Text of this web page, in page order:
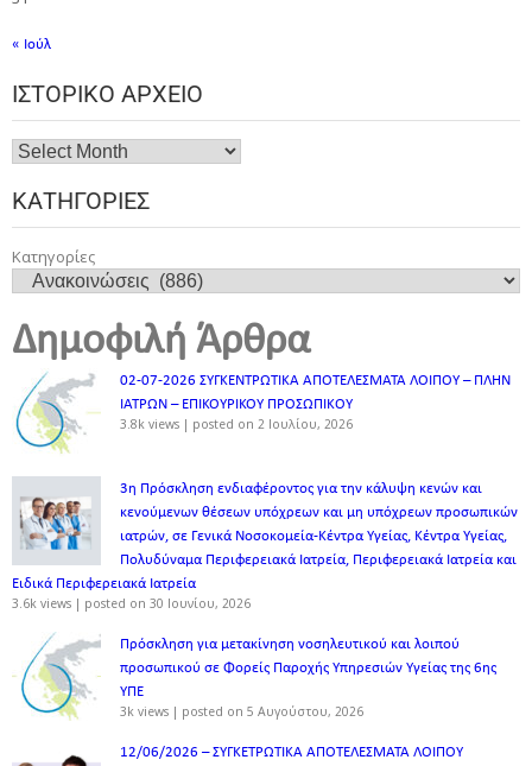
« Ιούλ
ΙΣΤΟΡΙΚΌ ΑΡΧΕΊΟ
ΚΑΤΗΓΟΡΊΕΣ
Κατηγορίες
Δημοφιλή Άρθρα
02-07-2026 ΣΥΓΚΕΝΤΡΩΤΙΚΑ ΑΠΟΤΕΛΕΣΜΑΤΑ ΛΟΙΠΟΥ – ΠΛΗΝ
ΙΑΤΡΩΝ – ΕΠΙΚΟΥΡΙΚΟΥ ΠΡΟΣΩΠΙΚOY
3.8k views | posted on 2 Ιουλίου, 2026
3η Πρόσκληση ενδιαφέροντος για την κάλυψη κενών και
κενούμενων θέσεων υπόχρεων και μη υπόχρεων προσωπικών
ιατρών, σε Γενικά Νοσοκομεία-Κέντρα Υγείας, Κέντρα Υγείας,
Πολυδύναμα Περιφερειακά Ιατρεία, Περιφερειακά Ιατρεία και
Ειδικά Περιφερειακά Ιατρεία
3.6k views | posted on 30 Ιουνίου, 2026
Πρόσκληση για μετακίνηση νοσηλευτικού και λοιπού
προσωπικού σε Φορείς Παροχής Υπηρεσιών Υγείας της 6ης
ΥΠΕ
3k views | posted on 5 Αυγούστου, 2026
12/06/2026 – ΣΥΓΚΕΤΡΩΤΙΚΑ ΑΠΟΤΕΛΕΣΜΑΤΑ ΛΟΙΠΟΥ